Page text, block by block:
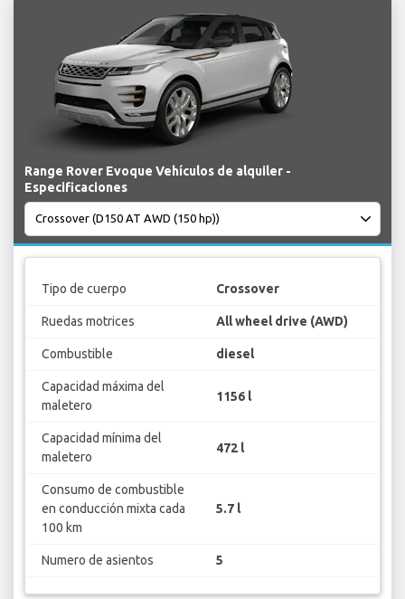
Range Rover Evoque Vehículos de alquiler -
Especificaciones
Tipo de cuerpo Crossover
Ruedas motrices All wheel drive (AWD)
Combustible diesel
Capacidad máxima del
maletero
1156 l
Capacidad mínima del
maletero
472 l
Consumo de combustible
en conducción mixta cada
100 km
5.7 l
Numero de asientos 5